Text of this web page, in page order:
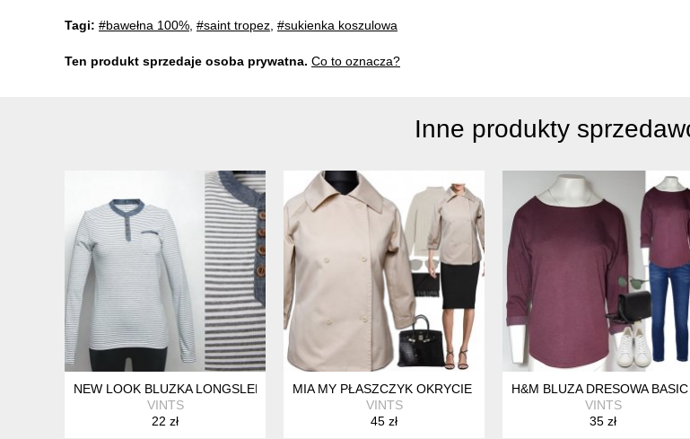
Tagi: #bawełna 100% #saint tropez #sukienka koszulowa
Ten produkt sprzedaje osoba prywatna. Co to oznacza?
Inne produkty
NEW LOOK BLUZKA LONGSLEEVE BIAŁO-SZARE PASKI BAWEŁNA S/XS HP_50
VINTS
22 zł
MIA MY PŁASZCZYK OKRYCIE WIOSENNE BEŻ R 38 HP_134
VINTS
45 zł
H&M BLUZA DRESOWA BASIC
VINTS
35 zł